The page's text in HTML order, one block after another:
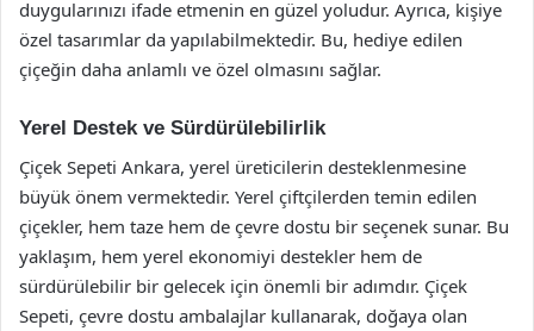
duygularınızı ifade etmenin en güzel yoludur. Ayrıca, kişiye
özel tasarımlar da yapılabilmektedir. Bu, hediye edilen
çiçeğin daha anlamlı ve özel olmasını sağlar.
Yerel Destek ve Sürdürülebilirlik
Çiçek Sepeti Ankara, yerel üreticilerin desteklenmesine
büyük önem vermektedir. Yerel çiftçilerden temin edilen
çiçekler, hem taze hem de çevre dostu bir seçenek sunar. Bu
yaklaşım, hem yerel ekonomiyi destekler hem de
sürdürülebilir bir gelecek için önemli bir adımdır. Çiçek
Sepeti, çevre dostu ambalajlar kullanarak, doğaya olan